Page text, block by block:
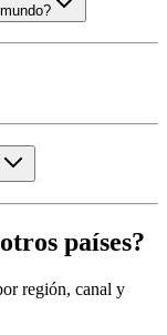
países?
región, canal y